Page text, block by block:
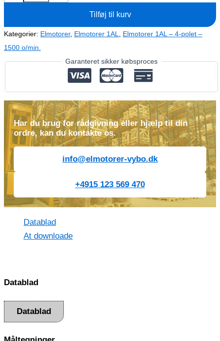
(400V-
1300
o/min)
antal
Tilføj til kurv
Kategorier: Elmotorer, Elmotorer 1AL
Elmotorer 1AL – 4-polet –
1500 o/min.
Garanteret sikker købsproces
Har du brug for rådgivning eller hjælp til din
ordre, kan du kontakte os.
info@elmotorer-vybo.dk
+4915 123 569 470
Datablad
At downloade
Datablad
Datablad